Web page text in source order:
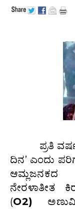
ಪ್ರತಿ ವರ್ಷ
ದಿನ’ ಎಂದು
ನೇರಳಾತೀತ
(O2)